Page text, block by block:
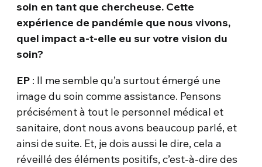
soin en tant que chercheuse. Cette
expérience de pandémie que nous vivons,
quel impact a-t-elle eu sur votre vision du
soin?
EP : Il me semble qu’a surtout émergé une
image du soin comme assistance. Pensons
précisément à tout le personnel médical et
sanitaire, dont nous avons beaucoup parlé, et
ainsi de suite. Et, je dois aussi le dire, cela a
réveillé des éléments positifs, c’est-à-dire des